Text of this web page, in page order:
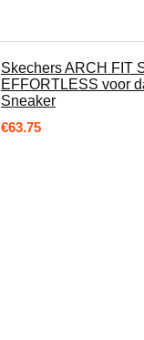
Skechers ARCH FIT
EFFORTLESS voor
Sneaker
€63.75